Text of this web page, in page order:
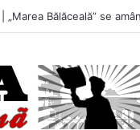
primul meci acasă în